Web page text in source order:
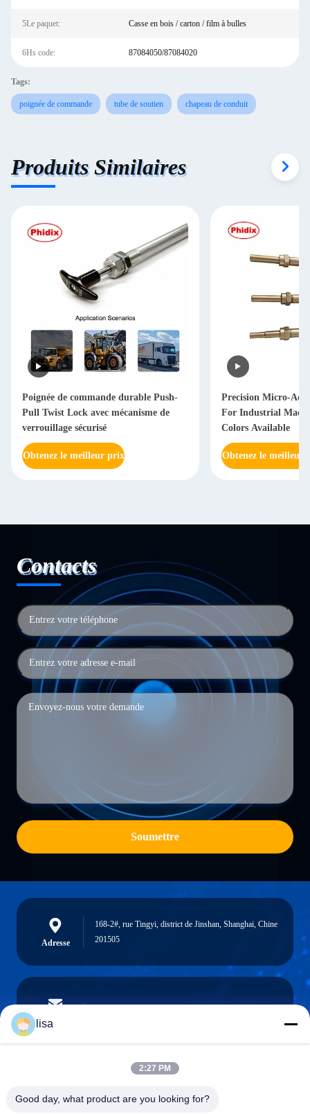
5Le paquet: Casse en bois / carton / film à bulles
6Hs code: 87084050/87084020
Tags:
poignée de commande tube de soutien chapeau de conduit
Produits Similaires
Poignée de commande durable Push-
Pull Twist Lock avec mécanisme de
verrouillage sécurisé
Obtenez le meilleur prix
Precision Micro-
For Industrial
Colors Available
Obtenez le meilleur
Contacts
Soumettre
Adresse
168-2#, rue Tingyi, district de Jinshan, Shanghai, Chine
201505
E-mail
Téléphone
lisa
2:27 PM
Good day, what product are you looking for?